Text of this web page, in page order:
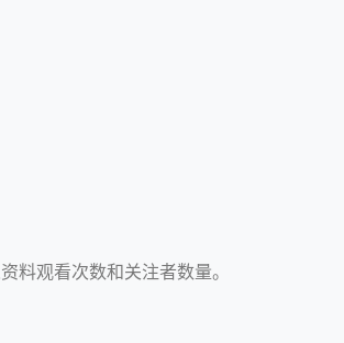
料观看次数和关注者数量。